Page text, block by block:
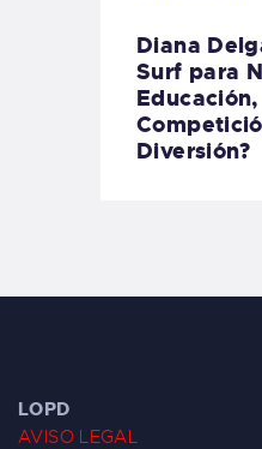
Diana
Surf para
Educación,
Diversión?
LOPD
AVISO LEGAL